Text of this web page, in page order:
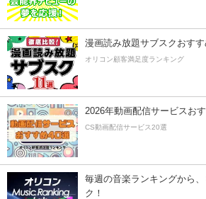
漫画読み放題サブスクおすす
オリコン顧客満足度ランキング
2026年動画配信サービスお
CS動画配信サービス20選
毎週の音楽ランキングから
ク！